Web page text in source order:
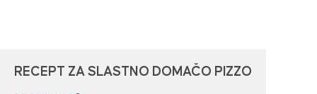
RECEPT ZA SLASTNO DOMAČO PIZZO